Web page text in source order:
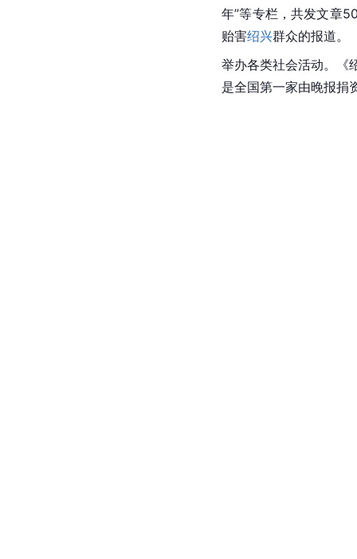
年”等专栏，共发文章
贻害绍兴群众的报道。
举办各类社会活动。《
是全国第一家由晚报捐